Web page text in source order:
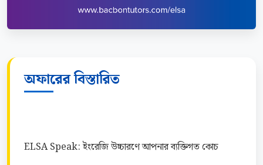
অফারের বিস্তারিত
ELSA Speak: ইংরেজি উচ্চারণে আপনার ব্যক্তিগত কোচ